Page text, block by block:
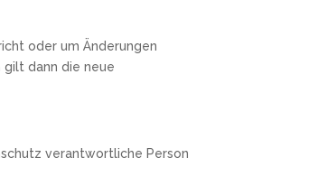
oder um Änderungen
gilt dann die neue
verantwortliche Person